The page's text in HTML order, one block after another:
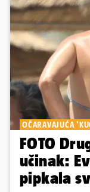
OČARAVAJUĆA
FOTO
učinak:
pipkala